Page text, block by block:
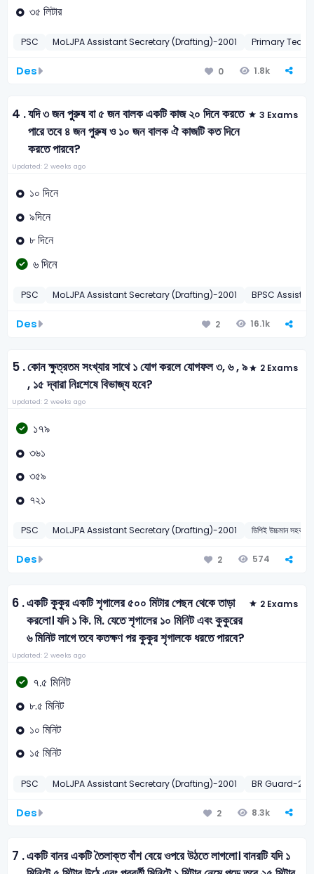
৩৫ লিটার
PSC MoLJPA Assistant Secretary (Drafting)-2001 Primary
Des 0 1.8k
4 .যদি ৩ জন পুুরুষ বা ৫ জন বালক একটি কাজ ২০ দিনে করতে
পারে তবে ৪ জন পুরুষ ও ১০ জন বালক ঐ কাজটি কত দিনে
করতে পারবে?
3 Exams
Updated: 2 weeks ago
১০ দিনে
৯দিনে
৮ দিনে
৬ দিনে
PSC MoLJPA Assistant Secretary (Drafting)-2001 BPSC
Des 2 16.1k
5 .কোন ক্ষুত্রতম সংখ্যার সাথে ১ যোগ করলে যোগফল ৩, ৬ , ৯
, ১৫ দ্বারা নিঃশেষে বিভাজ্য হবে?
2 Exams
Updated: 2 weeks ago
১৭৯
৩৬১
৩৫৯
৭২১
PSC MoLJPA Assistant Secretary (Drafting)-2001 ডিপিই উচ্চমান
Des 2 574
6 .একটি কুকুর একটি শৃগালের ৫০০ মিটার পেছন থেকে তাড়া
করলো। যদি ১ কি. মি. যেতে শৃগালের ১০ মিনিট এবং কুকুরের
৬ মিনিট লাগে তবে কতক্ষণ পর কুকুর শৃগালকে ধরতে পারবে?
2 Exams
Updated: 2 weeks ago
৭.৫ মিনিট
৮.৫ মিনিট
১০ মিনিট
১৫ মিনিট
PSC MoLJPA Assistant Secretary (Drafting)-2001 BR Guard-
Des 2 8.3k
7 .একটি বানর একটি তৈলাক্ত বাঁশ বেয়ে ওপরে উঠতে লাগলো। বানরটি যদি ১